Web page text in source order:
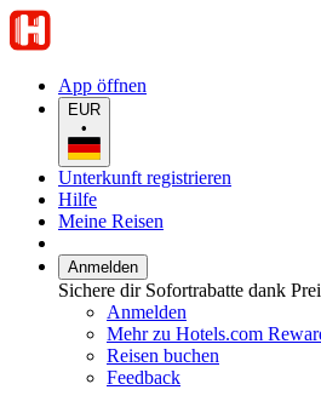
App öffnen
EUR
•
Unterkunft registrieren
Hilfe
Meine Reisen
Anmelden
Sichere dir Sofortrabatte dank
Anmelden
Mehr zu Hotels.com
Reisen buchen
Feedback